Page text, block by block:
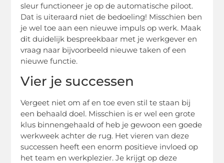
sleur functioneer je op de automatische piloot.
Dat is uiteraard niet de bedoeling! Misschien ben
je wel toe aan een nieuwe impuls op werk. Maak
dit duidelijk bespreekbaar met je werkgever en
vraag naar bijvoorbeeld nieuwe taken of een
nieuwe functie.
Vier je successen
Vergeet niet om af en toe even stil te staan bij
een behaald doel. Misschien is er wel een grote
klus binnengehaald of heb je gewoon een goede
werkweek achter de rug. Het vieren van deze
successen heeft een enorm positieve invloed op
het team en werkplezier. Je krijgt op deze